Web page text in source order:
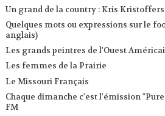
Un grand de la country : Kris
Quelques mots ou expressions sur le
anglais)
Les grands peintres de l'Ouest
Les femmes de la Prairie
Le Missouri Français
Chaque dimanche c'est l'émission
FM